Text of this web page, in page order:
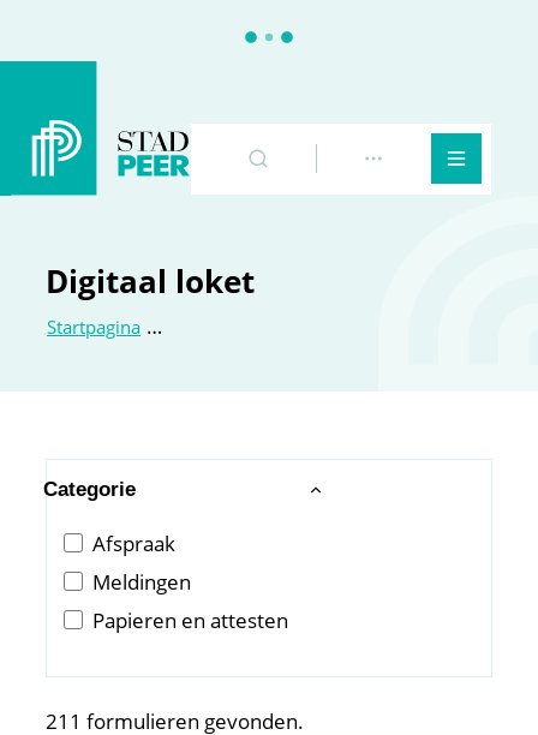
Zoeken Toon meerMenu
Digitaal loket
Startpagina
Filter op
Categorie
Afspraak
Meldingen
Papieren en attesten
211 formulieren gevonden.